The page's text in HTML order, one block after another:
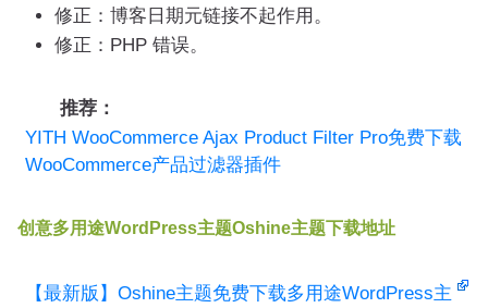
修正：博客日期元链接不起作用。
修正：PHP 错误。
推荐：
YITH WooCommerce Ajax Product Filter Pro免费下载
WooCommerce产品过滤器插件
创意多用途WordPress主题Oshine主题下载地址
【最新版】Oshine主题免费下载多用途WordPress主